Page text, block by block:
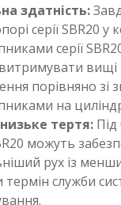
здатність:
серії SBR20 у
серії
вищі
порівняно зі
на
низьке тертя: Під
можуть
рух із
служби